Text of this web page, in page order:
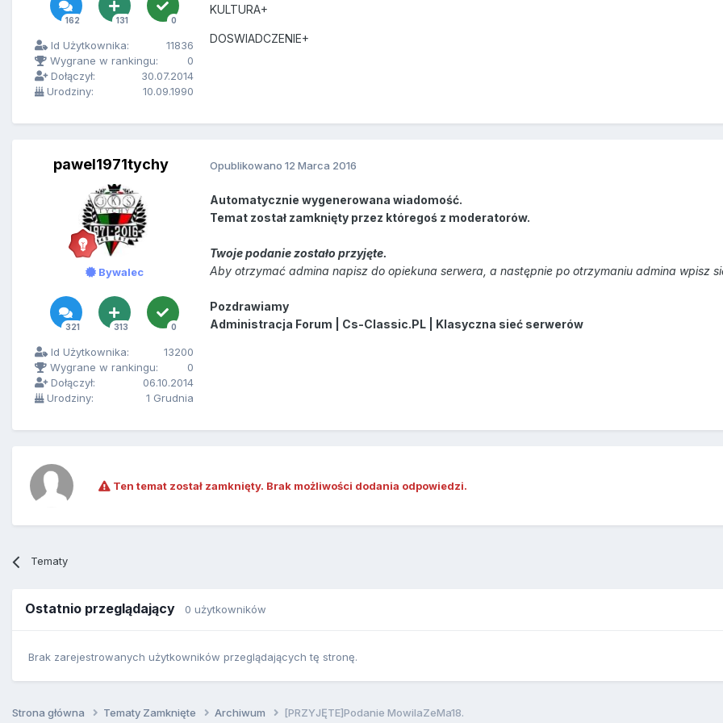
162 131 0
Id Użytkownika:
11836
Wygrane w rankingu:
0
Dołączył:
30.07.2014
Urodziny:
10.09.1990
KULTURA+
DOSWIADCZENIE+
pawel1971tychy
Bywalec
321 313 0
Id Użytkownika:
13200
Wygrane w rankingu:
0
Dołączył:
06.10.2014
Urodziny:
1 Grudnia
Opublikowano 12 Marca 2016
Automatycznie wygenerowana wiadomość.
Temat został zamknięty przez któregoś z moderatorów.
Twoje podanie zostało przyjęte.
Aby otrzymać admina napisz do opiekuna serwera, a następnie po otrzymaniu admina wpisz
Pozdrawiamy
Administracja Forum | Cs-Classic.PL | Klasyczna sieć serwerów
Ten temat został zamknięty. Brak możliwości dodania odpowiedzi.
Tematy
Ostatnio przeglądający 0 użytkowników
Brak zarejestrowanych użytkowników przeglądających tę stronę.
Strona główna Tematy Zamknięte Archiwum [PRZYJĘTE]Podanie MowilaZeMa18.